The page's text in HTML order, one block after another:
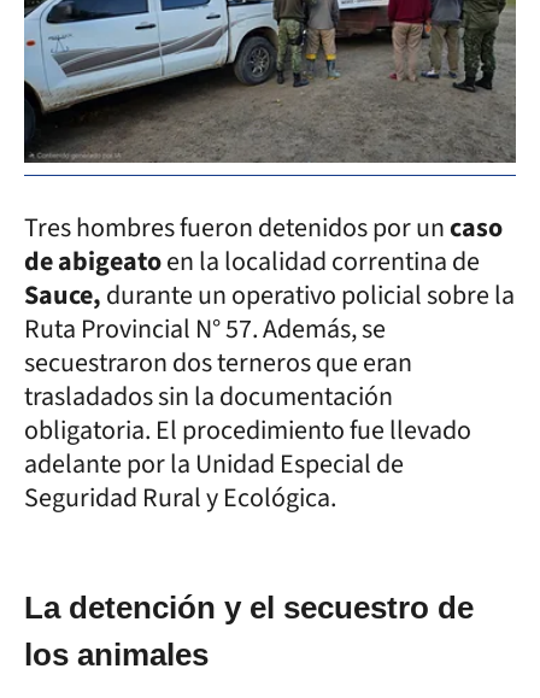
Tres hombres fueron detenidos por uncaso
de abigeatoen la localidad correntina de
Sauce,durante un operativo policial sobre la
Ruta Provincial N° 57. Además, se
secuestraron dos terneros que eran
trasladados sin la documentación
obligatoria. El procedimiento fue llevado
adelante por la Unidad Especial de
Seguridad Rural y Ecológica.
La detención y el secuestro de
los animales